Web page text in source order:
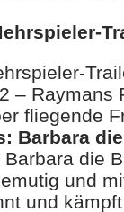
– Raymans
fliegende
Barbara
die
und
und